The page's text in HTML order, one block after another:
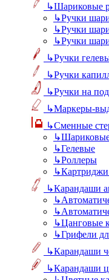
↳Шариковые
↳Ручки
↳Ручки
↳Ручки
↳Ручки
↳Ручки
↳Ручки на
↳Маркеры-
↳Сменные
↳
↳Гелевые
↳Роллеры
↳
↳Карандаши
↳
↳
↳Цанговые
↳Грифели
↳Карандаши
↳Карандаши